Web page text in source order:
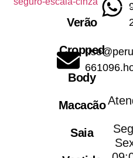
Verão
Cropped
Body
Macacão
Saia